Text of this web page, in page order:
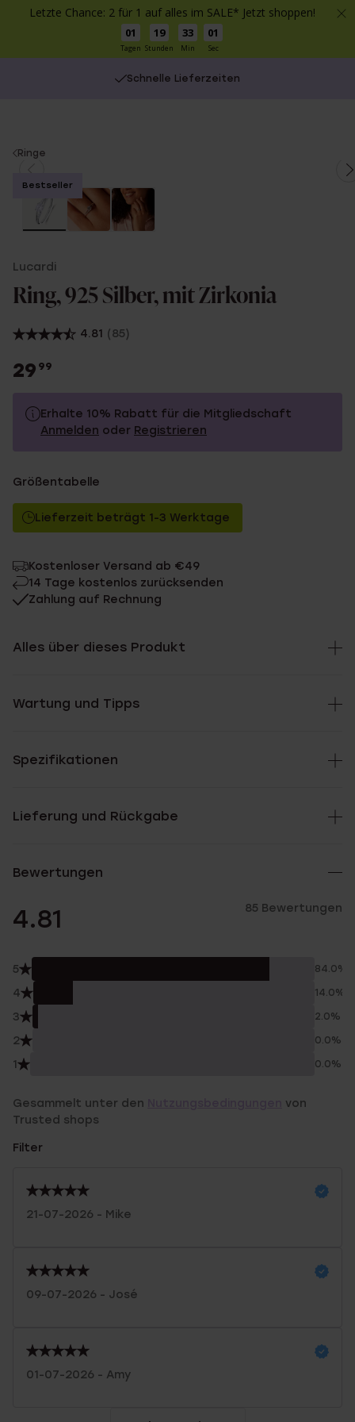
Letzte Chance: 2 für 1 auf alles im SALE* Jetzt shoppen!
01
Tagen
19
Stunden
33
Min
00
Sec
Schnelle Lieferzeiten
You
here:
Ringe
Bestseller
Lucardi
Ring, 925 Silber, mit Zirkonia
4.81 (85)
29 99
Erhalte 10% Rabatt für die Mitgliedschaft
Anmelden oder Registrieren
Ohne Mitgliederrabatt
Größentabelle
Lieferzeit beträgt 1-3 Werktage
Kostenloser Versand ab €49
14 Tage kostenlos zurücksenden
Zahlung auf Rechnung
Alles über dieses Produkt
Wartung und Tipps
Spezifikationen
Lieferung und Rückgabe
Bewertungen
4.81 85 Bewertungen
5 84.0%
4 14.0%
3 2.0%
2 0.0%
1 0.0%
Gesammelt unter den
von
Trusted shops
Filter
21-07-2026 - Mike
09-07-2026 - José
01-07-2026 - Amy